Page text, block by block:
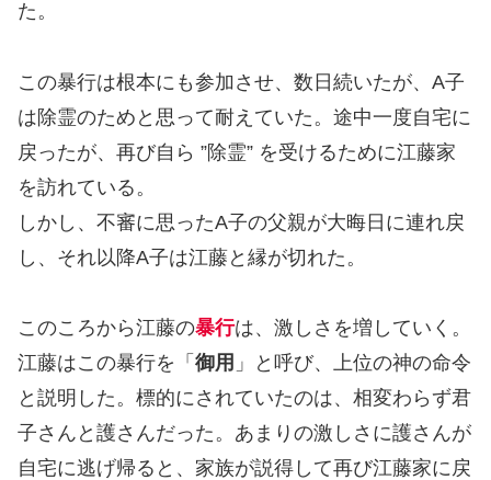
た。
この暴行は根本にも参加させ、数日続いたが、A子
は除霊のためと思って耐えていた。途中一度自宅に
戻ったが、再び自ら ”除霊” を受けるために江藤家
を訪れている。
しかし、不審に思ったA子の父親が大晦日に連れ戻
し、それ以降A子は江藤と縁が切れた。
このころから江藤の暴行は、激しさを増していく。
江藤はこの暴行を「 御用 」と呼び、上位の神の命令
と説明した。標的にされていたのは、相変わらず君
子さんと護さんだった。あまりの激しさに護さんが
自宅に逃げ帰ると、家族が説得して再び江藤家に戻